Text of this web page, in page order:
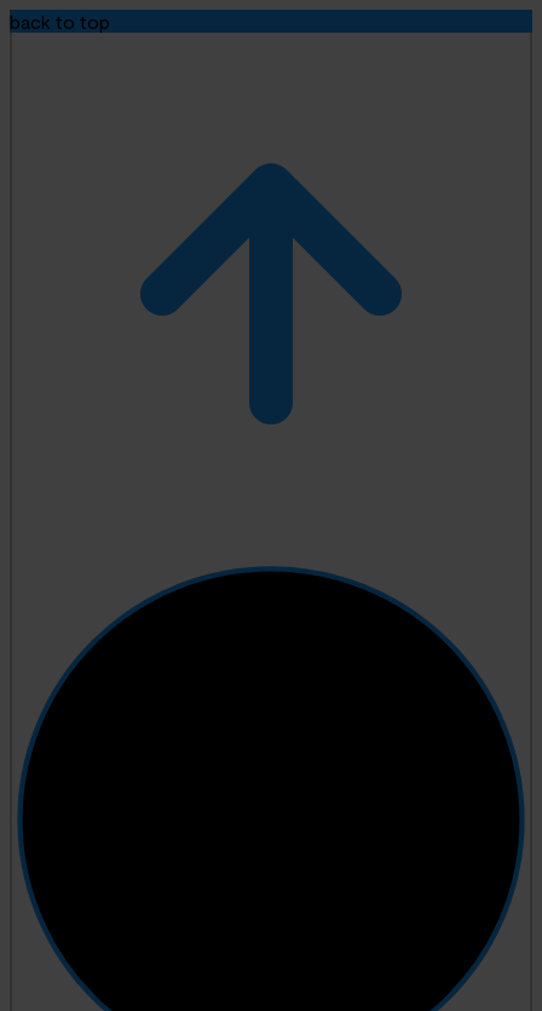
back to top